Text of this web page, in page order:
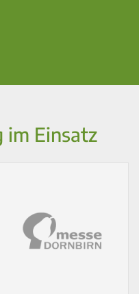
im Einsatz